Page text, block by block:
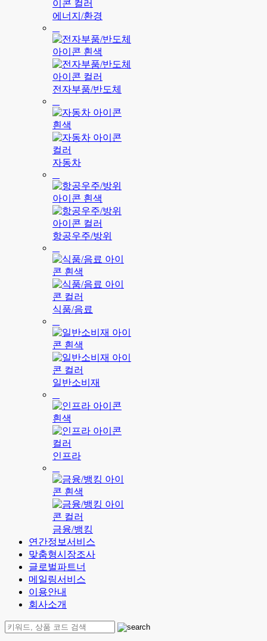
에너지/환경
전자부품/반도체
자동차
항공우주/방위
식품/음료
일반소비재
인프라
금융/뱅킹
연간정보서비스
맞춤형시장조사
글로벌파트너
메일링서비스
이용안내
회사소개